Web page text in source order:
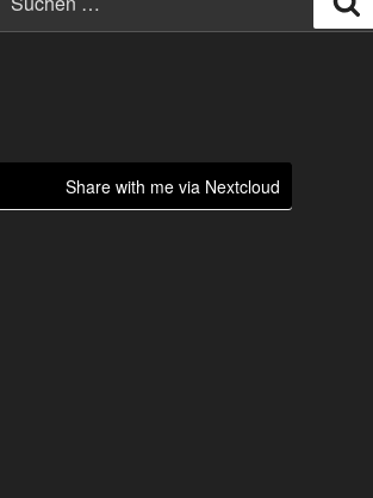
nach:
Share with me via Nextcloud